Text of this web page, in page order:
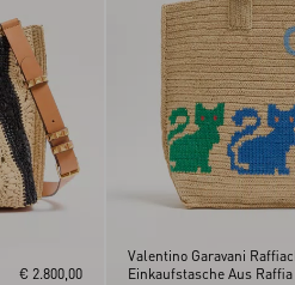
€ 2.800,00
Valentino Garavani
Einkaufstasche Aus Raffia